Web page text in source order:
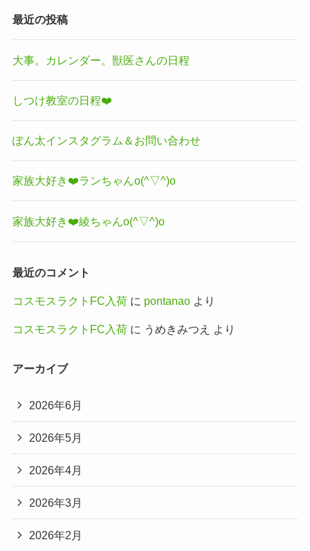
最近の投稿
大事。カレンダー。獣医さんの日程
しつけ教室の日程❤️
ぽん太インスタグラム＆お問い合わせ
家族大好き❤️ランちゃんo(^▽^)o
家族大好き❤️綾ちゃんo(^▽^)o
最近のコメント
コスモスラクトFC入荷に pontanaoより
コスモスラクトFC入荷に うめきみつえ より
アーカイブ
2026年6月
2026年5月
2026年4月
2026年3月
2026年2月